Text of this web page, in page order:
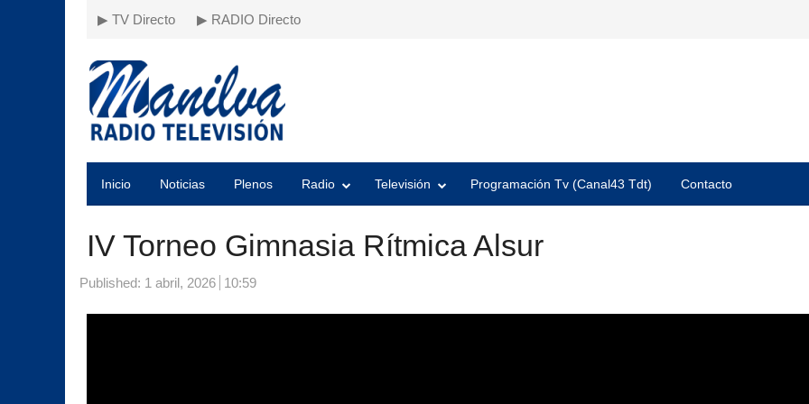
▶ TV Directo ▶ RADIO Directo
Inicio Noticias Plenos Radio Televisión Programación Tv (Canal43 Tdt) Contacto
IV Torneo Gimnasia Rítmica Alsur
Published: 1 abril, 2026 10:59